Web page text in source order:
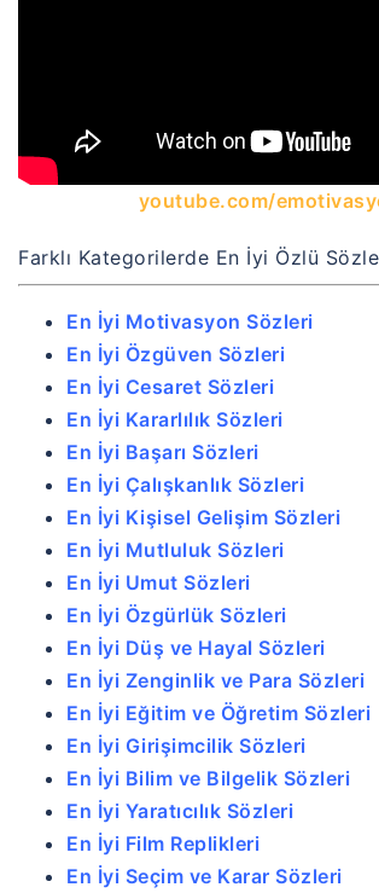
youtube.com/
Farklı Kategorilerde En İyi Özlü
En İyi Motivasyon Sözleri
En İyi Özgüven Sözleri
En İyi Cesaret Sözleri
En İyi Kararlılık Sözleri
En İyi Başarı Sözleri
En İyi Çalışkanlık Sözleri
En İyi Kişisel Gelişim Sözleri
En İyi Mutluluk Sözleri
En İyi Umut Sözleri
En İyi Özgürlük Sözleri
En İyi Düş ve Hayal Sözleri
En İyi Zenginlik ve Para Sözleri
En İyi Eğitim ve Öğretim Sözleri
En İyi Girişimcilik Sözleri
En İyi Bilim ve Bilgelik Sözleri
En İyi Yaratıcılık Sözleri
En İyi Film Replikleri
En İyi Seçim ve Karar Sözleri